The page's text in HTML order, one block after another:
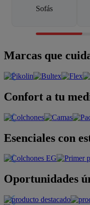
Sofás
Marcas que
Confort a tu
Esenciales con
Oportunidades